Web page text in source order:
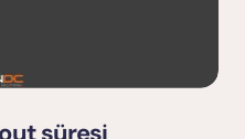
süresi